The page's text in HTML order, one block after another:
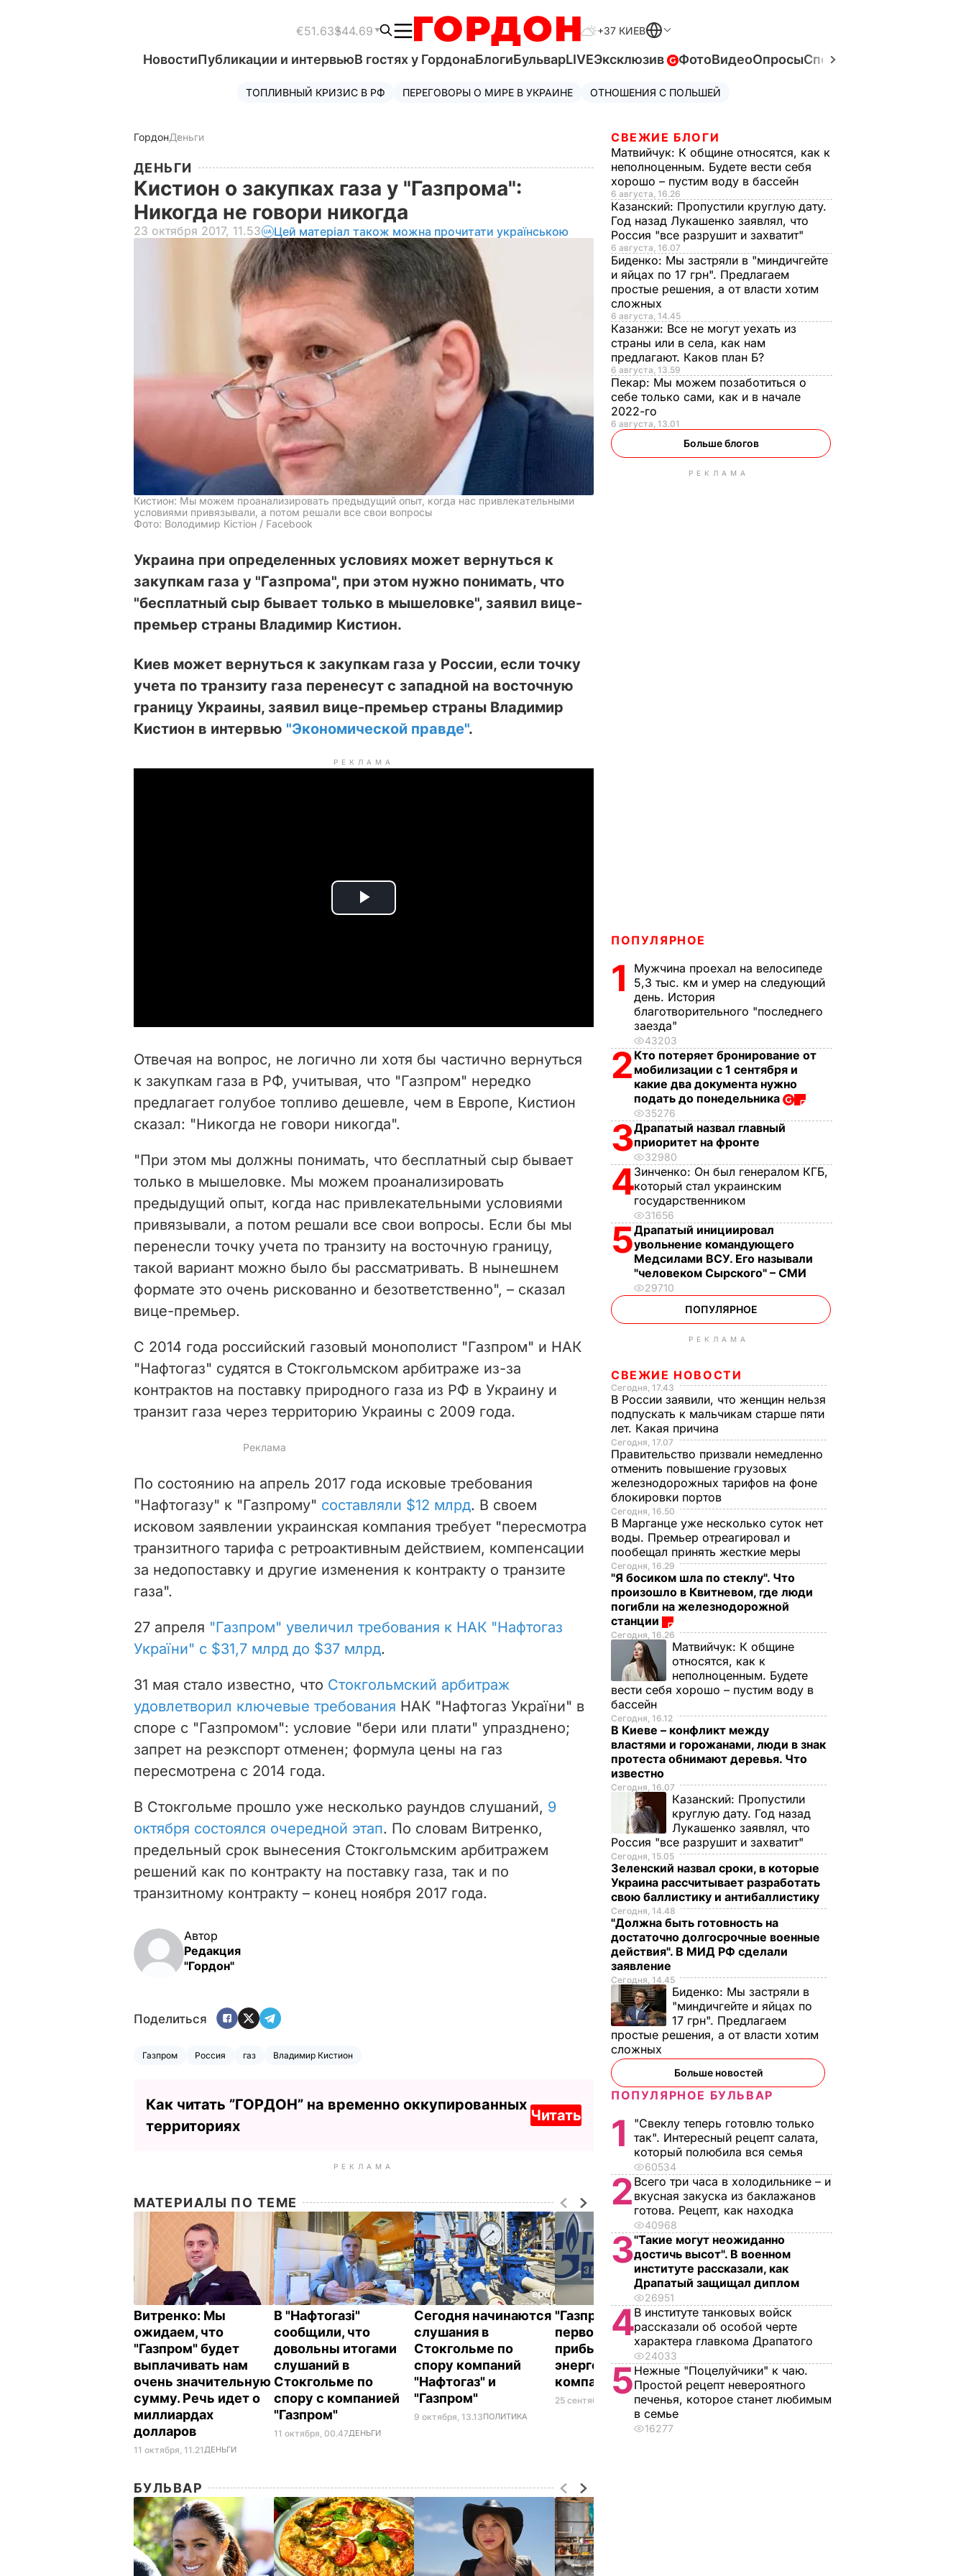
€51.63$44.69 +37 КИЕВ
НовостиПубликации и интервьюВ гостях у ГордонаБлогиБульварLIVEЭксклюзив ФотоВидеоОпросыСпецпроекты
ТОПЛИВНЫЙ КРИЗИС В РФ ПЕРЕГОВОРЫ О МИРЕ В УКРАИНЕ ОТНОШЕНИЯ С ПОЛЬШЕЙ
ГордонДеньги
ДЕНЬГИ
Кистион о закупках газа у "Газпрома":
Никогда не говори никогда
23 октября 2017, 11.53 Цей матеріал також можна прочитати українською
Кистион: Мы можем проанализировать предыдущий опыт, когда нас привлекательными
условиями привязывали, а потом решали все свои вопросы
Фото: Володимир Кістіон / Facebook
Украина при определенных условиях может вернуться к
закупкам газа у "Газпрома", при этом нужно понимать, что
"бесплатный сыр бывает только в мышеловке", заявил вице-
премьер страны Владимир Кистион.
Киев может вернуться к закупкам газа у России, если точку
учета по транзиту газа перенесут с западной на восточную
границу Украины, заявил вице-премьер страны Владимир
Кистион в интервью "Экономической правде".
РЕКЛАМА
P
i
d
e
o
Отвечая на вопрос, не логично ли хотя бы частично вернуться
к закупкам газа в РФ, учитывая, что "Газпром" нередко
предлагает голубое топливо дешевле, чем в Европе, Кистион
сказал: "Никогда не говори никогда".
"При этом мы должны понимать, что бесплатный сыр бывает
только в мышеловке. Мы можем проанализировать
предыдущий опыт, когда нас привлекательными условиями
привязывали, а потом решали все свои вопросы. Если бы мы
перенесли точку учета по транзиту на восточную границу,
такой вариант можно было бы рассматривать. В нынешнем
формате это очень рискованно и безответственно", – сказал
вице-премьер.
С 2014 года российский газовый монополист "Газпром" и НАК
"Нафтогаз" судятся в Стокгольмском арбитраже из-за
контрактов на поставку природного газа из РФ в Украину и
транзит газа через территорию Украины с 2009 года.
По состоянию на апрель 2017 года исковые требования
"Нафтогазу" к "Газпрому" составляли $12 млрд. В своем
исковом заявлении украинская компания требует "пересмотра
транзитного тарифа с ретроактивным действием, компенсации
за недопоставку и другие изменения к контракту о транзите
газа".
27 апреля "Газпром" увеличил требования к НАК "Нафтогаз
України" с $31,7 млрд до $37 млрд.
31 мая стало известно, что Стокгольмский арбитраж
удовлетворил ключевые требования НАК "Нафтогаз України" в
споре с "Газпромом": условие "бери или плати" упразднено;
запрет на реэкспорт отменен; формула цены на газ
пересмотрена с 2014 года.
В Стокгольме прошло уже несколько раундов слушаний, 9
октября состоялся очередной этап. По словам Витренко,
предельный срок вынесения Стокгольмским арбитражем
решений как по контракту на поставку газа, так и по
транзитному контракту – конец ноября 2017 года.
Автор
Редакция
"Гордон"
Поделиться
Газпром Россия газ Владимир Кистион
Как читать ”ГОРДОН” на временно оккупированных
территориях
Читать
РЕКЛАМА
МАТЕРИАЛЫ ПО ТЕМЕ
Витренко: Мы
ожидаем, что
"Газпром" будет
выплачивать нам
очень значительную
сумму. Речь идет о
миллиардах
долларов
11 октября, 11.21ДЕНЬГИ
В "Нафтогазi"
сообщили, что
довольны итогами
слушаний в
Стокгольме по
спору с компанией
"Газпром"
11 октября, 00.47ДЕНЬГИ
Сегодня начинаются
слушания в
Стокгольме по
спору компаний
"Нафтогаз" и
"Газпром"
9 октября, 13.13ПОЛИТИКА
"Газпром" занял
первое место по
прибыли в рейтинге
энергетических
компаний
25 сентября, 17.34 ДЕНЬГИ
"Газпром" подал
заявку на
увеличение транзита
через Украину
11 сентября, 18.43ПОЛИТИКА
БУЛЬВАР
СВЕЖИЕ БЛОГИ
Матвийчук: К общине относятся, как к
неполноценным. Будете вести себя
хорошо – пустим воду в бассейн
6 августа, 16.26
Казанский: Пропустили круглую дату.
Год назад Лукашенко заявлял, что
Россия "все разрушит и захватит"
6 августа, 16.07
Биденко: Мы застряли в "миндичгейте
и яйцах по 17 грн". Предлагаем
простые решения, а от власти хотим
сложных
6 августа, 14.45
Казанжи: Все не могут уехать из
страны или в села, как нам
предлагают. Каков план Б?
6 августа, 13.59
Пекар: Мы можем позаботиться о
себе только сами, как и в начале
2022-го
6 августа, 13.01
Больше блогов
РЕКЛАМА
ПОПУЛЯРНОЕ
1
Мужчина проехал на велосипеде
5,3 тыс. км и умер на следующий
день. История
благотворительного "последнего
заезда"
43203
2 Кто потеряет бронирование от
мобилизации с 1 сентября и
какие два документа нужно
подать до понедельника
35276
3Драпатый назвал главный
приоритет на фронте
32980
4Зинченко: Он был генералом КГБ,
который стал украинским
государственником
31656
5Драпатый инициировал
увольнение командующего
Медсилами ВСУ. Его называли
"человеком Сырского" – СМИ
29710
ПОПУЛЯРНОЕ
РЕКЛАМА
СВЕЖИЕ НОВОСТИ
Сегодня, 17.43
В России заявили, что женщин нельзя
подпускать к мальчикам старше пяти
лет. Какая причина
Сегодня, 17.07
Правительство призвали немедленно
отменить повышение грузовых
железнодорожных тарифов на фоне
блокировки портов
Сегодня, 16.50
В Марганце уже несколько суток нет
воды. Премьер отреагировал и
пообещал принять жесткие меры
Сегодня, 16.29
"Я босиком шла по стеклу". Что
произошло в Квитневом, где люди
погибли на железнодорожной
станции
Сегодня, 16.26
Матвийчук: К общине
относятся, как к
неполноценным. Будете
вести себя хорошо – пустим воду в
бассейн
Сегодня, 16.12
В Киеве – конфликт между
властями и горожанами, люди в знак
протеста обнимают деревья. Что
известно
Сегодня, 16.07
Казанский: Пропустили
круглую дату. Год назад
Лукашенко заявлял, что
Россия "все разрушит и захватит"
Сегодня, 15.05
Зеленский назвал сроки, в которые
Украина рассчитывает разработать
свою баллистику и антибаллистику
Сегодня, 14.48
"Должна быть готовность на
достаточно долгосрочные военные
действия". В МИД РФ сделали
заявление
Сегодня, 14.45
Биденко: Мы застряли в
"миндичгейте и яйцах по
17 грн". Предлагаем
простые решения, а от власти хотим
сложных
Больше новостей
ПОПУЛЯРНОЕ БУЛЬВАР
1
"Свеклу теперь готовлю только
так". Интересный рецепт салата,
который полюбила вся семья
60534
2 Всего три часа в холодильнике – и
вкусная закуска из баклажанов
готова. Рецепт, как находка
40968
3"Такие могут неожиданно
достичь высот". В военном
институте рассказали, как
Драпатый защищал диплом
26951
4В институте танковых войск
рассказали об особой черте
характера главкома Драпатого
24033
5Нежные "Поцелуйчики" к чаю.
Простой рецепт невероятного
печенья, которое станет любимым
в семье
16277